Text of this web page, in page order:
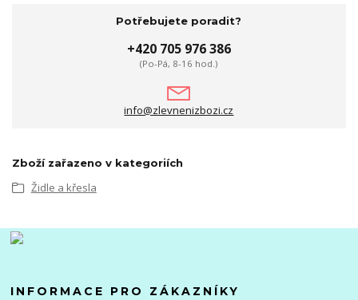
Potřebujete poradit?
+420 705 976 386
(Po-Pá, 8-16 hod.)
info@zlevnenizbozi.cz
Zboží zařazeno v kategoriích
Židle a křesla
INFORMACE PRO ZÁKAZNÍKY